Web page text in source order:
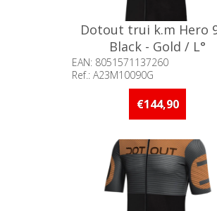
Dotout trui k.m Hero
Black - Gold / L°
EAN: 8051571137260
Ref.: A23M10090G
Beschikbaarheid:: Minder
stuks op voorraad
€144,90